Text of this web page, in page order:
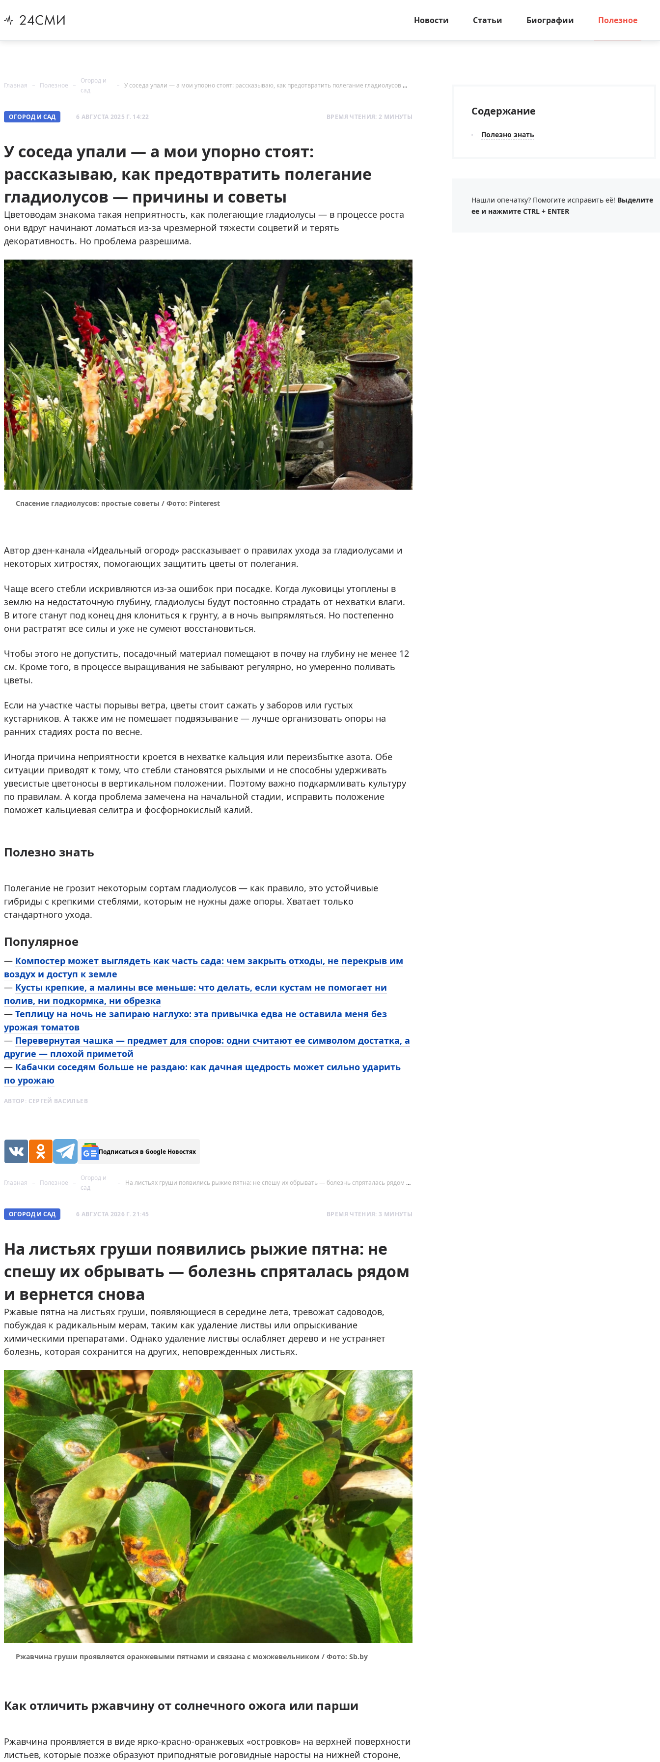
Новости Статьи Биографии Полезное
Главная Полезное
Огород и
сад
У соседа упали — а мои упорно стоят: рассказываю, как предотвратить полегание гладиолусов — причины и советы
ОГОРОД И САД 6 АВГУСТА 2025 Г. 14:22 ВРЕМЯ ЧТЕНИЯ: 2 МИНУТЫ
У соседа упали — а мои упорно стоят:
рассказываю, как предотвратить полегание
гладиолусов — причины и советы
Цветоводам знакома такая неприятность, как полегающие гладиолусы — в процессе роста
они вдруг начинают ломаться из-за чрезмерной тяжести соцветий и терять
декоративность. Но проблема разрешима.
Спасение гладиолусов: простые советы / Фото: Pinterest
Автор дзен-канала «Идеальный огород» рассказывает о правилах ухода за гладиолусами и
некоторых хитростях, помогающих защитить цветы от полегания.
Чаще всего стебли искривляются из-за ошибок при посадке. Когда луковицы утоплены в
землю на недостаточную глубину, гладиолусы будут постоянно страдать от нехватки влаги.
В итоге станут под конец дня клониться к грунту, а в ночь выпрямляться. Но постепенно
они растратят все силы и уже не сумеют восстановиться.
Чтобы этого не допустить, посадочный материал помещают в почву на глубину не менее 12
см. Кроме того, в процессе выращивания не забывают регулярно, но умеренно поливать
цветы.
Если на участке часты порывы ветра, цветы стоит сажать у заборов или густых
кустарников. А также им не помешает подвязывание — лучше организовать опоры на
ранних стадиях роста по весне.
Иногда причина неприятности кроется в нехватке кальция или переизбытке азота. Обе
ситуации приводят к тому, что стебли становятся рыхлыми и не способны удерживать
увесистые цветоносы в вертикальном положении. Поэтому важно подкармливать культуру
по правилам. А когда проблема замечена на начальной стадии, исправить положение
поможет кальциевая селитра и фосфорнокислый калий.
Полезно знать
Полегание не грозит некоторым сортам гладиолусов — как правило, это устойчивые
гибриды с крепкими стеблями, которым не нужны даже опоры. Хватает только
стандартного ухода.
Популярное
— Компостер может выглядеть как часть сада: чем закрыть отходы, не перекрыв им
воздух и доступ к земле
— Кусты крепкие, а малины все меньше: что делать, если кустам не помогает ни
полив, ни подкормка, ни обрезка
— Теплицу на ночь не запираю наглухо: эта привычка едва не оставила меня без
урожая томатов
— Перевернутая чашка — предмет для споров: одни считают ее символом достатка, а
другие — плохой приметой
— Кабачки соседям больше не раздаю: как дачная щедрость может сильно ударить
по урожаю
АВТОР: СЕРГЕЙ ВАСИЛЬЕВ
Подписаться в Google Новостях
Главная Полезное
Огород и
сад
На листьях груши появились рыжие пятна: не спешу их обрывать — болезнь спряталась рядом и вернется снова
ОГОРОД И САД 6 АВГУСТА 2026 Г. 21:45 ВРЕМЯ ЧТЕНИЯ: 3 МИНУТЫ
На листьях груши появились рыжие пятна: не
спешу их обрывать — болезнь спряталась рядом
и вернется снова
Ржавые пятна на листьях груши, появляющиеся в середине лета, тревожат садоводов,
побуждая к радикальным мерам, таким как удаление листвы или опрыскивание
химическими препаратами. Однако удаление листвы ослабляет дерево и не устраняет
болезнь, которая сохранится на других, неповрежденных листьях.
Ржавчина груши проявляется оранжевыми пятнами и связана с можжевельником / Фото: Sb.by
Как отличить ржавчину от солнечного ожога или парши
Ржавчина проявляется в виде ярко-красно-оранжевых «островков» на верхней поверхности
листьев, которые позже образуют приподнятые роговидные наросты на нижней стороне,
Содержание
Полезно знать
Нашли опечатку? Помогите исправить её! Выделите
ее и нажмите CTRL + ENTER